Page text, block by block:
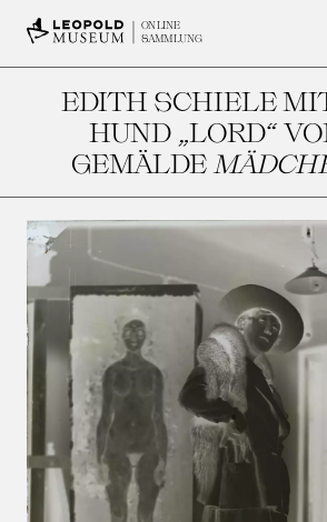
ONLINE
SAMMLUNG
EDITH SCHIELE
HUND „LORD“
GEMÄLDE